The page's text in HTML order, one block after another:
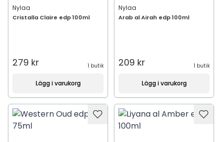
Nylaa
Cristalla Claire edp 100ml
279 kr 1 butik
Lägg i varukorg
Nylaa
Arab al Airah edp 100ml
209 kr 1 butik
Lägg i varukorg